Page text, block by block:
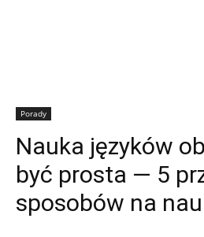
Porady
Nauka języków
być prosta — 5
sposobów na